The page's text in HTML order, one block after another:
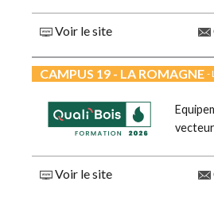
Voir le site
CAMPUS 19 - LA ROMAGNE -
Voir le site